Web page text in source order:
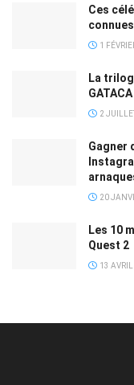
Ces
connues
1
La
2
Gagner
20
Les 10
Quest 2
13